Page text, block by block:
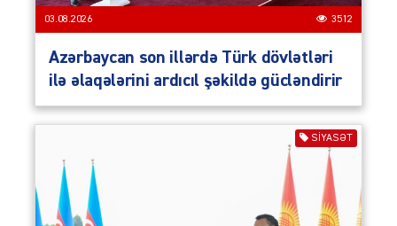
03.08.2026 3512
Azərbaycan son illərdə Türk dövlətləri
ilə əlaqələrini ardıcıl şəkildə gücləndirir
SIYASƏT